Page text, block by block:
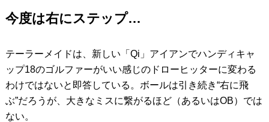
今度は右にステップ…
テーラーメイドは、新しい「Qi」アイアンでハンディキャ
ップ18のゴルファーがいい感じのドローヒッターに変わる
わけではないと即答している。ボールは引き続き“右に飛
ぶ”だろうが、大きなミスに繋がるほど（あるいはOB）では
ない。